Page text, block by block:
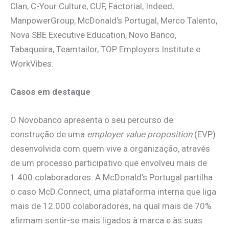
Clan, C-Your Culture, CUF, Factorial, Indeed,
ManpowerGroup, McDonald’s Portugal, Merco Talento,
Nova SBE Executive Education, Novo Banco,
Tabaqueira, Teamtailor, TOP Employers Institute e
WorkVibes.
Casos em destaque
O Novobanco apresenta o seu percurso de
construção de uma employer value proposition(EVP)
desenvolvida com quem vive a organização, através
de um processo participativo que envolveu mais de
1.400 colaboradores. A McDonald’s Portugal partilha
o caso McD Connect, uma plataforma interna que liga
mais de 12.000 colaboradores, na qual mais de 70%
afirmam sentir-se mais ligados à marca e às suas